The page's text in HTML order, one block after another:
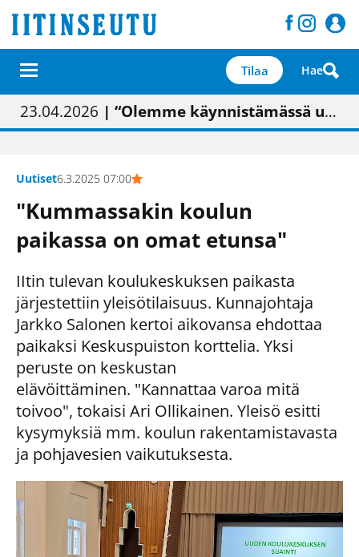
Tilaa Hae
01.02.2026 | Painon vaihtumisen pitäisi näkyä hieman parempana painojäljen laatuna lehdessä
05.02.2026 | Uudistettu kunnantalo on valoisa
23.04.2026 | “Olemme käynnistämässä uudelleen keskustavisiotyön”
09.05.2026| "Maalla on totuttu elämään omavaraisemmin kuin kaupungissa"
Uutiset6.3.2025 07:00
"Kummassakin koulun
paikassa on omat etunsa"
IItin tulevan koulukeskuksen paikasta
järjestettiin yleisötilaisuus. Kunnajohtaja
Jarkko Salonen kertoi aikovansa ehdottaa
paikaksi Keskuspuiston korttelia. Yksi
peruste on keskustan
elävöittäminen. "Kannattaa varoa mitä
toivoo", tokaisi Ari Ollikainen. Yleisö esitti
kysymyksiä mm. koulun rakentamistavasta
ja pohjavesien vaikutuksesta.